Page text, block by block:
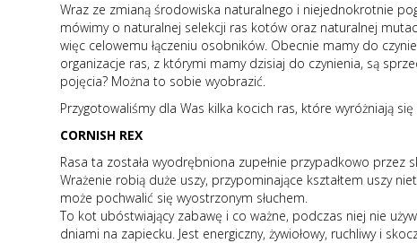
Wraz ze zmianą środowiska naturalnego i niejednokrotnie
mówimy o naturalnej selekcji ras kotów oraz naturalnej
więc celowemu łączeniu osobników. Obecnie mamy do
organizacje ras, z którymi mamy dzisiaj do czynienia, są
pojęcia? Można to sobie wyobrazić.
Przygotowaliśmy dla Was kilka kocich ras, które wyróżniają
CORNISH REX
Rasa ta została wyodrębniona zupełnie przypadkowo przez
Wrażenie robią duże uszy, przypominające kształtem uszy
może pochwalić się wyostrzonym słuchem.
To kot ubóstwiający zabawę i co ważne, podczas niej nie
dniami na zapiecku. Jest energiczny, żywiołowy, ruchliwy i